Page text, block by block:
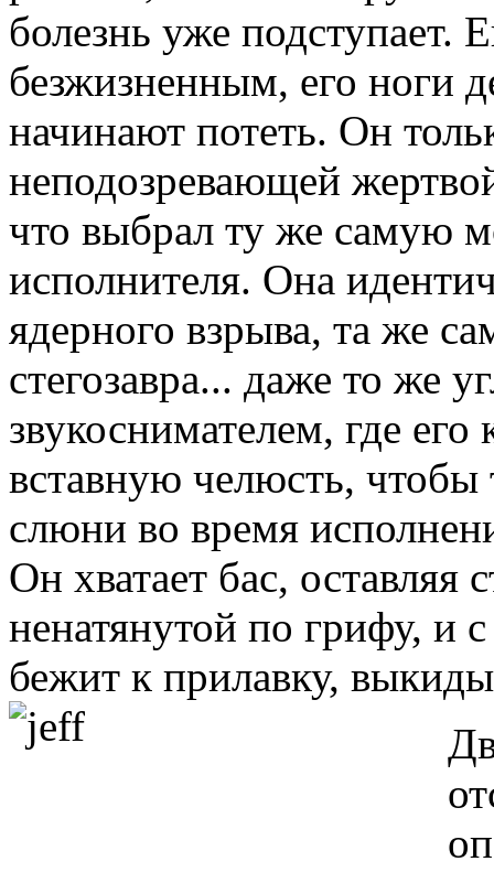
болезнь уже подступает.
безжизненным, его ноги
начинают потеть. Он
неподозревающей
что выбрал ту же самую
исполнителя. Она
ядерного взрыва, та же
стегозавра... даже то же
звукоснимателем, где
вставную челюсть, чтобы
слюни во время
Он хватает бас, оставляя
ненатянутой по грифу, и
бежит к прилавку,